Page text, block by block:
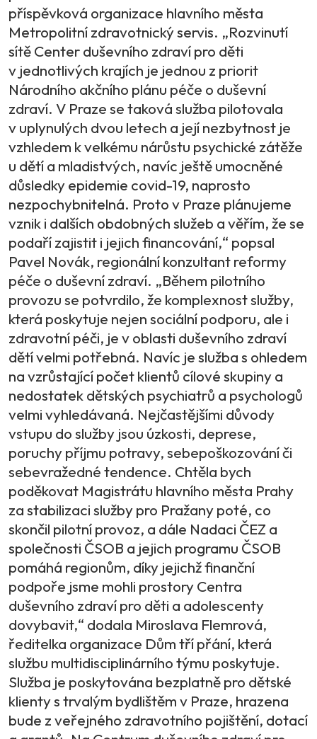
příspěvková organizace hlavního města
Metropolitní zdravotnický servis. „Rozvinutí
sítě Center duševního zdraví pro děti
v jednotlivých krajích je jednou z priorit
Národního akčního plánu péče o duševní
zdraví. V Praze se taková služba pilotovala
v uplynulých dvou letech a její nezbytnost je
vzhledem k velkému nárůstu psychické zátěže
u dětí a mladistvých, navíc ještě umocněné
důsledky epidemie covid-19, naprosto
nezpochybnitelná. Proto v Praze plánujeme
vznik i dalších obdobných služeb a věřím, že se
podaří zajistit i jejich financování,“ popsal
Pavel Novák, regionální konzultant reformy
péče o duševní zdraví. „Během pilotního
provozu se potvrdilo, že komplexnost služby,
která poskytuje nejen sociální podporu, ale i
zdravotní péči, je v oblasti duševního zdraví
dětí velmi potřebná. Navíc je služba s ohledem
na vzrůstající počet klientů cílové skupiny a
nedostatek dětských psychiatrů a psychologů
velmi vyhledávaná. Nejčastějšími důvody
vstupu do služby jsou úzkosti, deprese,
poruchy příjmu potravy, sebepoškozování či
sebevražedné tendence. Chtěla bych
poděkovat Magistrátu hlavního města Prahy
za stabilizaci služby pro Pražany poté, co
skončil pilotní provoz, a dále Nadaci ČEZ a
společnosti ČSOB a jejich programu ČSOB
pomáhá regionům, díky jejichž finanční
podpoře jsme mohli prostory Centra
duševního zdraví pro děti a adolescenty
dovybavit,“ dodala Miroslava Flemrová,
ředitelka organizace Dům tří přání, která
službu multidisciplinárního týmu poskytuje.
Služba je poskytována bezplatně pro dětské
klienty s trvalým bydlištěm v Praze, hrazena
bude z veřejného zdravotního pojištění, dotací